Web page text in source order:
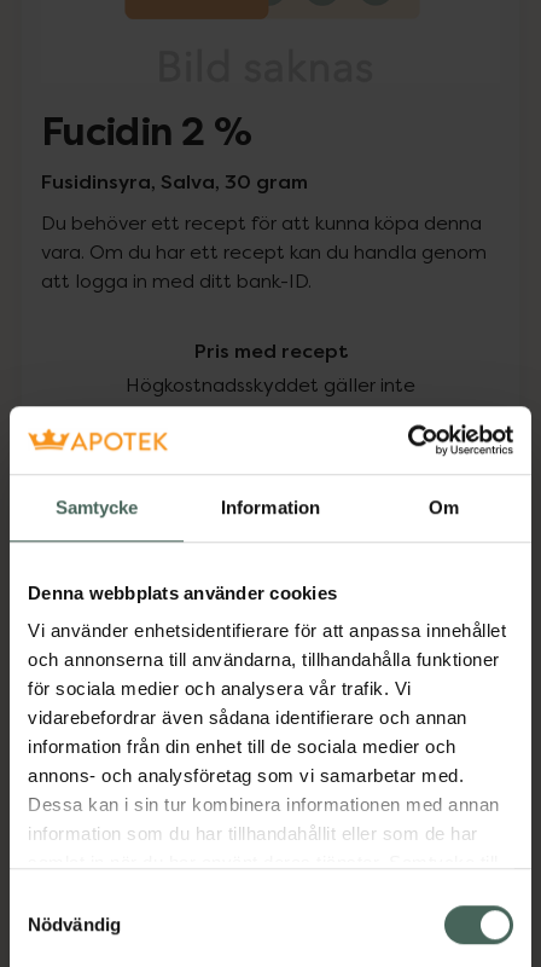
Samtycke Information Om
Denna webbplats använder cookies
Vi använder enhetsidentifierare för att anpassa innehållet
och annonserna till användarna, tillhandahålla funktioner
för sociala medier och analysera vår trafik. Vi
vidarebefordrar även sådana identifierare och annan
information från din enhet till de sociala medier och
annons- och analysföretag som vi samarbetar med.
Dessa kan i sin tur kombinera informationen med annan
information som du har tillhandahållit eller som de har
återkalla ditt samtycke via webbplatsens
cookieinställningar. Ett återkallat samtycke påverkar inte
Nödvändig
Fucidin 2 %
Fusidinsyra, Salva, 30 gram
Du behöver ett recept för att kunna köpa denna
vara. Om du har ett recept kan du handla genom
att logga in med ditt bank-ID.
Pris med recept
Högkostnadsskyddet gäller inte
216,50 kr
I apotek: 216,50 kr
Aktuella erbjudanden
Beskrivning Dölj
EAN: 07350124337005